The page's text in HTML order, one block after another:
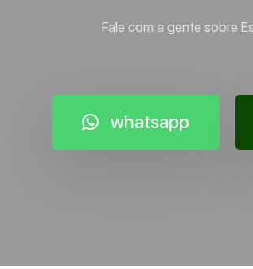
Fale com a gente sobre
whatsapp